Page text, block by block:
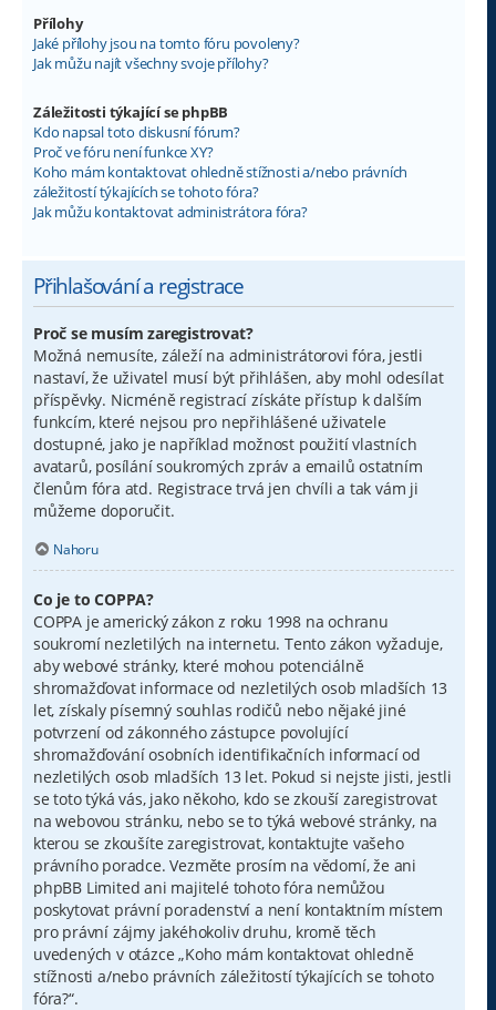
Přílohy
Jaké přílohy jsou na tomto fóru povoleny?
Jak můžu najít všechny svoje přílohy?
Záležitosti týkající se phpBB
Kdo napsal toto diskusní fórum?
Proč ve fóru není funkce XY?
Koho mám kontaktovat ohledně stížnosti a/nebo právních
záležitostí týkajících se tohoto fóra?
Jak můžu kontaktovat administrátora fóra?
Přihlašování a registrace
Proč se musím zaregistrovat?
Možná nemusíte, záleží na administrátorovi fóra, jestli
nastaví, že uživatel musí být přihlášen, aby mohl odesílat
příspěvky. Nicméně registrací získáte přístup k dalším
funkcím, které nejsou pro nepřihlášené uživatele
dostupné, jako je například možnost použití vlastních
avatarů, posílání soukromých zpráv a emailů ostatním
členům fóra atd. Registrace trvá jen chvíli a tak vám ji
můžeme doporučit.
Nahoru
Co je to COPPA?
COPPA je americký zákon z roku 1998 na ochranu
soukromí nezletilých na internetu. Tento zákon vyžaduje,
aby webové stránky, které mohou potenciálně
shromažďovat informace od nezletilých osob mladších 13
let, získaly písemný souhlas rodičů nebo nějaké jiné
potvrzení od zákonného zástupce povolující
shromažďování osobních identifikačních informací od
nezletilých osob mladších 13 let. Pokud si nejste jisti, jestli
se toto týká vás, jako někoho, kdo se zkouší zaregistrovat
na webovou stránku, nebo se to týká webové stránky, na
kterou se zkoušíte zaregistrovat, kontaktujte vašeho
právního poradce. Vezměte prosím na vědomí, že ani
phpBB Limited ani majitelé tohoto fóra nemůžou
poskytovat právní poradenství a není kontaktním místem
pro právní zájmy jakéhokoliv druhu, kromě těch
uvedených v otázce „Koho mám kontaktovat ohledně
stížnosti a/nebo právních záležitostí týkajících se tohoto
fóra?“.